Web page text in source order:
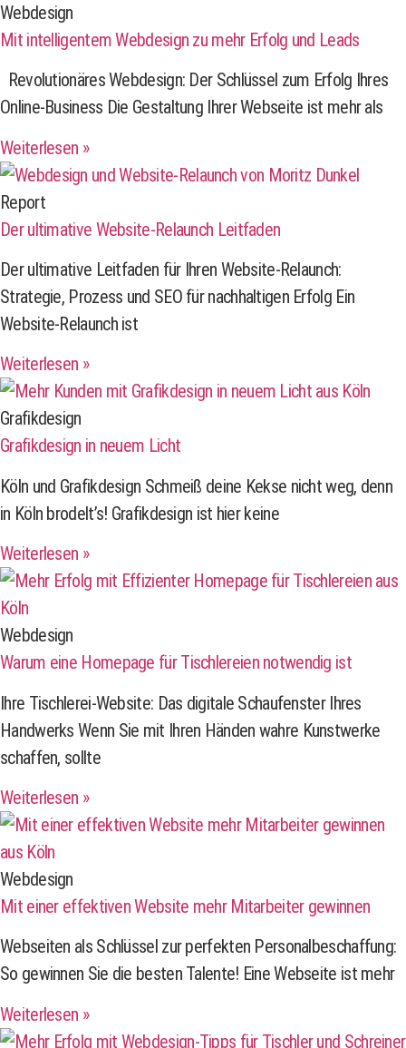
Webdesign
Mit intelligentem Webdesign zu mehr Erfolg und Leads
Revolutionäres Webdesign: Der Schlüssel zum Erfolg Ihres
Online-Business Die Gestaltung Ihrer Webseite ist mehr als
Weiterlesen »
Report
Der ultimative Website-Relaunch Leitfaden
Der ultimative Leitfaden für Ihren Website-Relaunch:
Strategie, Prozess und SEO für nachhaltigen Erfolg Ein
Website-Relaunch ist
Weiterlesen »
Grafikdesign
Grafikdesign in neuem Licht
Köln und Grafikdesign Schmeiß deine Kekse nicht weg, denn
in Köln brodelt’s! Grafikdesign ist hier keine
Weiterlesen »
Webdesign
Warum eine Homepage für Tischlereien notwendig ist
Ihre Tischlerei-Website: Das digitale Schaufenster Ihres
Handwerks Wenn Sie mit Ihren Händen wahre Kunstwerke
schaffen, sollte
Weiterlesen »
Webdesign
Mit einer effektiven Website mehr Mitarbeiter gewinnen
Webseiten als Schlüssel zur perfekten Personalbeschaffung:
So gewinnen Sie die besten Talente! Eine Webseite ist mehr
Weiterlesen »